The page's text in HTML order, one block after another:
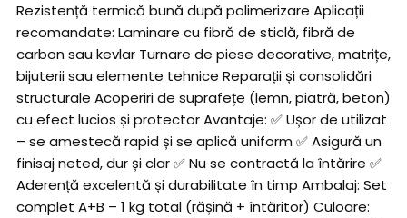
Rezistență termică bună după polimerizare Aplicații
recomandate: Laminare cu fibră de sticlă, fibră de
carbon sau kevlar Turnare de piese decorative, matrițe,
bijuterii sau elemente tehnice Reparații și consolidări
structurale Acoperiri de suprafețe (lemn, piatră, beton)
cu efect lucios și protector Avantaje: ✅ Ușor de utilizat
– se amestecă rapid și se aplică uniform ✅ Asigură un
finisaj neted, dur și clar ✅ Nu se contractă la întărire ✅
Aderență excelentă și durabilitate în timp Ambalaj: Set
complet A+B – 1 kg total (rășină + întăritor) Culoare: